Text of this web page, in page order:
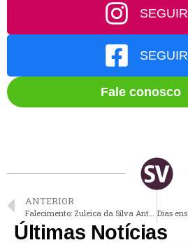
SEGUIR
SEGUIR
Fale conosco
ANTERIOR
Falecimento: Zuleica da Silva Antonazzi
Últimas Notícias